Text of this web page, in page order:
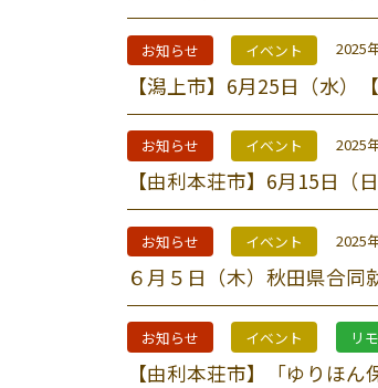
お知らせ イベント 2025
【潟上市】6月25日（水
お知らせ イベント 2025
【由利本荘市】6月15日（
お知らせ イベント 2025
６月５日（木）秋田県合同
お知らせ イベント リ
【由利本荘市】「ゆりほ